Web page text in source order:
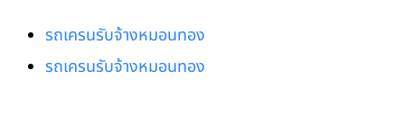
รถเครนรับจ้างหมอนทอง
รถเครนรับจ้างหมอนทอง